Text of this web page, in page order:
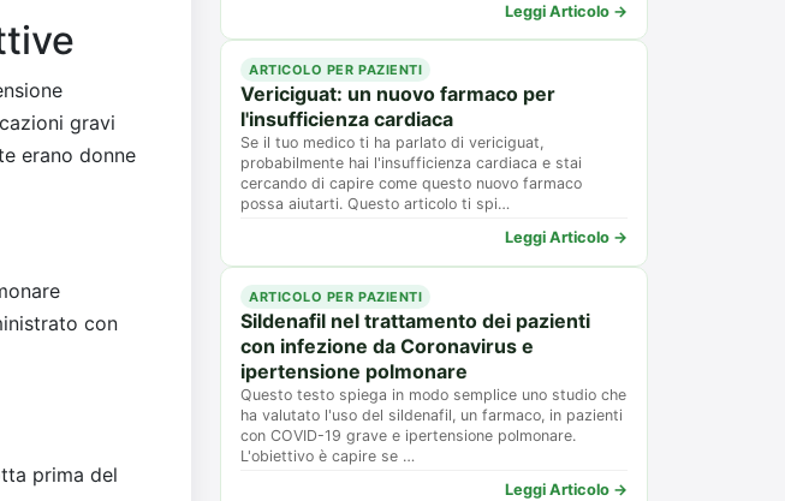
gravi
erano donne
con
prima del
Leggi Articolo →
ARTICOLO PER PAZIENTI
Vericiguat: un nuovo farmaco per
l'insufficienza cardiaca
Se il tuo medico ti ha parlato di vericiguat,
probabilmente hai l'insufficienza cardiaca e stai
cercando di capire come questo nuovo farmaco
possa aiutarti. Questo articolo ti spi…
Leggi Articolo →
ARTICOLO PER PAZIENTI
Sildenafil nel trattamento dei pazienti
con infezione da Coronavirus e
ipertensione polmonare
Questo testo spiega in modo semplice uno studio che
ha valutato l'uso del sildenafil, un farmaco, in pazienti
con COVID-19 grave e ipertensione polmonare.
L'obiettivo è capire se …
Leggi Articolo →